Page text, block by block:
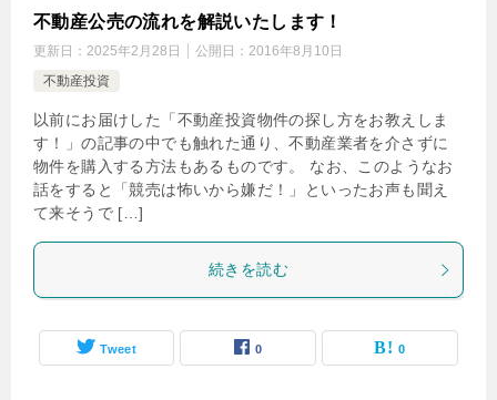
不動産公売の流れを解説いたします！
更新日： 2025年2月28日 公開日： 2016年8月10日
不動産投資
以前にお届けした「不動産投資物件の探し方をお教えしま
す！」の記事の中でも触れた通り、不動産業者を介さずに
物件を購入する方法もあるものです。 なお、このようなお
話をすると「競売は怖いから嫌だ！」といったお声も聞え
て来そうで […]
続きを読む
Tweet 0 0